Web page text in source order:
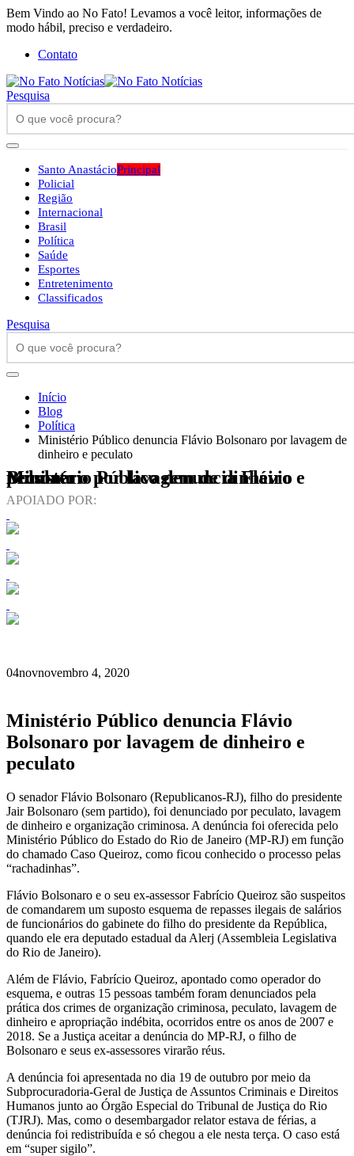
Bem Vindo ao No Fato! Levamos a você leitor, informações de
modo hábil, preciso e verdadeiro.
Contato
Pesquisa
Santo AnastácioPrincipal
Policial
Região
Internacional
Brasil
Política
Saúde
Esportes
Entretenimento
Classificados
Pesquisa
Início
Blog
Política
Ministério Público denuncia Flávio Bolsonaro por lavagem de
dinheiro e peculato
Ministério Público denuncia Flávio Bolsonaro por lavagem de dinheiro e peculato
APOIADO POR:
04novnovembro 4, 2020
Ministério Público denuncia Flávio
Bolsonaro por lavagem de dinheiro e
peculato
O senador Flávio Bolsonaro (Republicanos-RJ), filho do presidente
Jair Bolsonaro (sem partido), foi denunciado por peculato, lavagem
de dinheiro e organização criminosa. A denúncia foi oferecida pelo
Ministério Público do Estado do Rio de Janeiro (MP-RJ) em função
do chamado Caso Queiroz, como ficou conhecido o processo pelas
“rachadinhas”.
Flávio Bolsonaro e o seu ex-assessor Fabrício Queiroz são suspeitos
de comandarem um suposto esquema de repasses ilegais de salários
de funcionários do gabinete do filho do presidente da República,
quando ele era deputado estadual da Alerj (Assembleia Legislativa
do Rio de Janeiro).
Além de Flávio, Fabrício Queiroz, apontado como operador do
esquema, e outras 15 pessoas também foram denunciados pela
prática dos crimes de organização criminosa, peculato, lavagem de
dinheiro e apropriação indébita, ocorridos entre os anos de 2007 e
2018. Se a Justiça aceitar a denúncia do MP-RJ, o filho de
Bolsonaro e seus ex-assessores virarão réus.
A denúncia foi apresentada no dia 19 de outubro por meio da
Subprocuradoria-Geral de Justiça de Assuntos Criminais e Direitos
Humanos junto ao Órgão Especial do Tribunal de Justiça do Rio
(TJRJ). Mas, como o desembargador relator estava de férias, a
denúncia foi redistribuída e só chegou a ele nesta terça. O caso está
em “super sigilo”.